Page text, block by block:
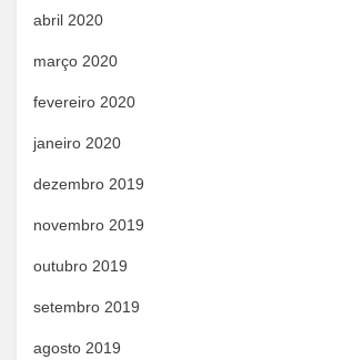
abril 2020
março 2020
fevereiro 2020
janeiro 2020
dezembro 2019
novembro 2019
outubro 2019
setembro 2019
agosto 2019